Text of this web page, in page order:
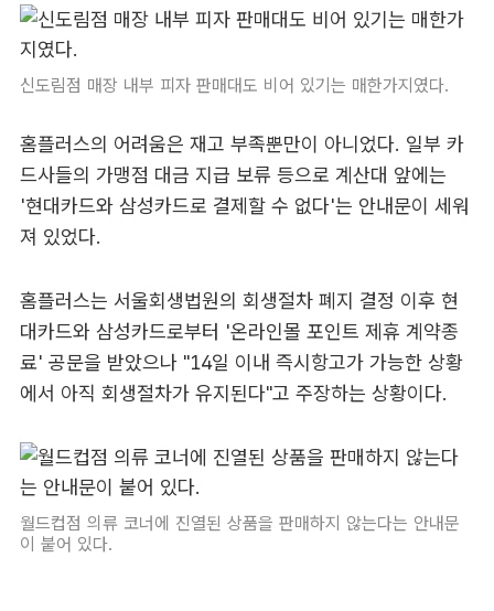
신도림점 매장 내부 피자 판매대도 비어 있기는 매한가지였다.
홈플러스의 어려움은 재고 부족뿐만이 아니었다. 일부 카
드사들의 가맹점 대금 지급 보류 등으로 계산대 앞에는
'현대카드와 삼성카드로 결제할 수 없다'는 안내문이 세워
져 있었다.
홈플러스는 서울회생법원의 회생절차 폐지 결정 이후 현
대카드와 삼성카드로부터 '온라인몰 포인트 제휴 계약종
료' 공문을 받았으나 "14일 이내 즉시항고가 가능한 상황
에서 아직 회생절차가 유지된다"고 주장하는 상황이다.
월드컵점 의류 코너에 진열된 상품을 판매하지 않는다는 안내문
이 붙어 있다.